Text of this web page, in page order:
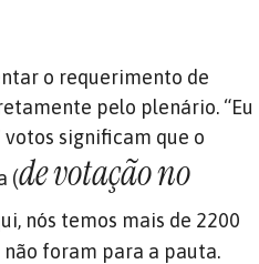
o requerimento de
pelo plenário. “Eu
significam que o
(de votação no
nós temos mais de 2200
foram para a pauta.